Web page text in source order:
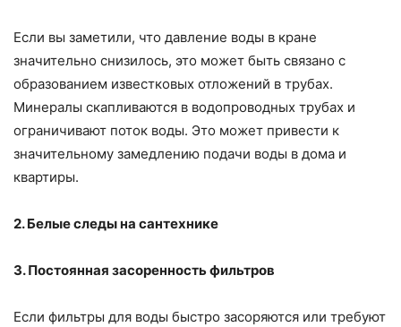
Если вы заметили, что давление воды в кране
значительно снизилось, это может быть связано с
образованием известковых отложений в трубах.
Минералы скапливаются в водопроводных трубах и
ограничивают поток воды. Это может привести к
значительному замедлению подачи воды в дома и
квартиры.
2. Белые следы на сантехнике
3. Постоянная засоренность фильтров
Если фильтры для воды быстро засоряются или требуют